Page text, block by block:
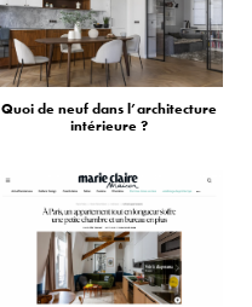
Quoi de neuf dans l’architecture
intérieure ?